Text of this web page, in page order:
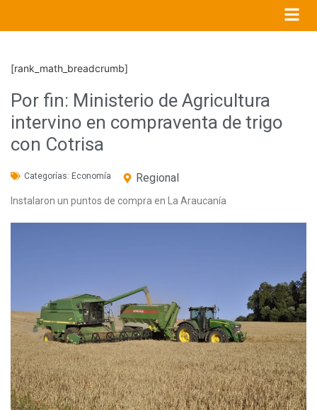
[rank_math_breadcrumb]
Por fin: Ministerio de Agricultura
intervino en compraventa de trigo
con Cotrisa
Categorías: Economía Regional
Instalaron un puntos de compra en La Araucanía